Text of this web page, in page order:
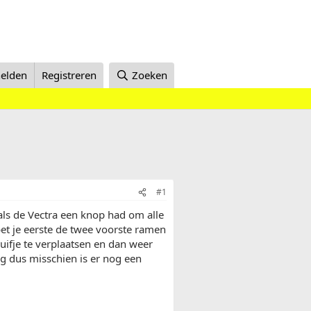
Registreren Zoeken
#1
de Vectra een knop had om alle
je eerste de twee voorste ramen
te verplaatsen en dan weer
dus misschien is er nog een